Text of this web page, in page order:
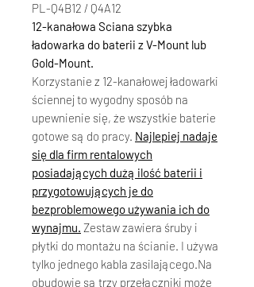
PL-Q4B12 / Q4A12
12-kanałowa Sciana szybka
ładowarka do baterii z V-Mount lub
Gold-Mount.
Korzystanie z 12-kanałowej ładowarki
ściennej to wygodny sposób na
upewnienie się, że wszystkie baterie
gotowe są do pracy. Najlepiej nadaje
się dla firm rentalowych
posiadających dużą ilość baterii i
przygotowujących je do
bezproblemowego używania ich do
wynajmu. Zestaw zawiera śruby i
płytki do montażu na ścianie. I używa
tylko jednego kabla zasilającego.Na
obudowie są trzy przełączniki może